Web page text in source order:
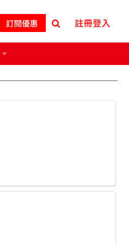
訂閱優惠 註冊登入